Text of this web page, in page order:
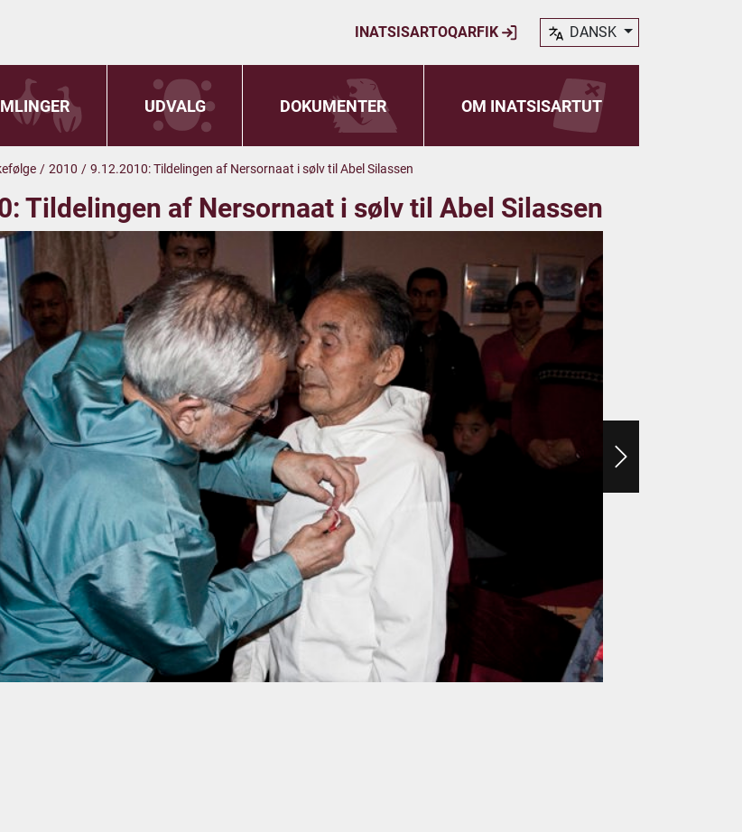
INATSISARTOQARFIK DANSK
UDVALG DOKUMENTER OM INATSISARTUT
/ 2010 / 9.12.2010: Tildelingen af Nersornaat i sølv til Abel Silassen
Tildelingen af Nersornaat i sølv til Abel Silassen